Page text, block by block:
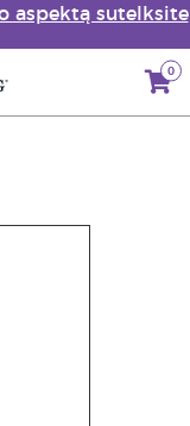
aspektą sutelksite
0